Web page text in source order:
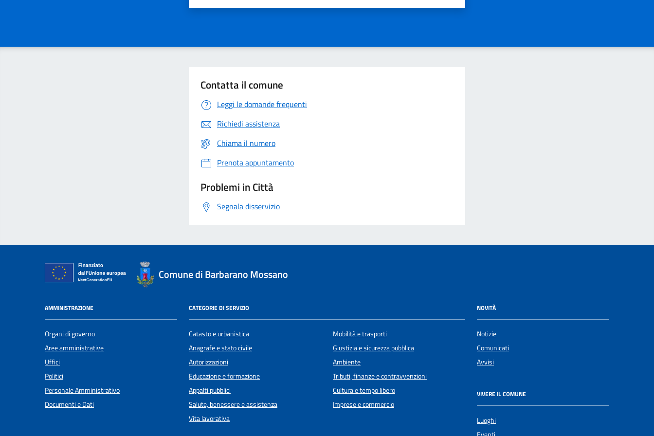
Contatta il comune
Leggi le domande frequenti
Richiedi assistenza
Chiama il numero
Prenota appuntamento
Problemi in Città
Segnala disservizio
Comune di Barbarano Mossano
AMMINISTRAZIONE
Organi di governo
Aree amministrative
Uffici
Politici
Personale Amministrativo
Documenti e Dati
CATEGORIE DI SERVIZIO
Catasto e urbanistica
Anagrafe e stato civile
Autorizzazioni
Educazione e formazione
Appalti pubblici
Salute, benessere e assistenza
Vita lavorativa
Mobilità e trasporti
Giustizia e sicurezza pubblica
Ambiente
Tributi, finanze e contravvenzioni
Cultura e tempo libero
Imprese e commercio
NOVITÀ
Notizie
Comunicati
Avvisi
VIVERE IL COMUNE
Luoghi